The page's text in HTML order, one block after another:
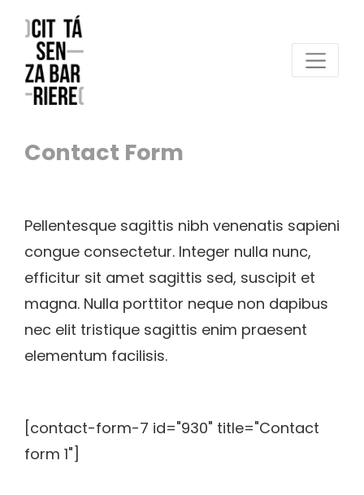
Contact Form
Pellentesque sagittis nibh venenatis sapieni
congue consectetur. Integer nulla nunc,
efficitur sit amet sagittis sed, suscipit et
magna. Nulla porttitor neque non dapibus
nec elit tristique sagittis enim praesent
elementum facilisis.
[contact-form-7 id="930" title="Contact
form 1"]